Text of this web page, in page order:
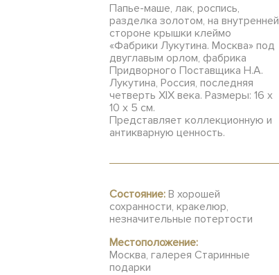
Папье-маше, лак, роспись,
разделка золотом, на внутренней
стороне крышки клеймо
«Фабрики Лукутина. Москва» под
двуглавым орлом, фабрика
Придворного Поставщика Н.А.
Лукутина, Россия, последняя
четверть XIX века. Размеры: 16 х
10 х 5 см.
Представляет коллекционную и
антикварную ценность.
Состояние: В хорошей
сохранности, кракелюр,
незначительные потертости
Местоположение:
Москва, галерея Старинные
подарки